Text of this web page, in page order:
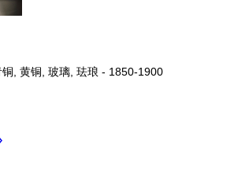
的青铜摆钟 - 青铜, 黄铜, 玻璃, 珐琅 - 1850-1900